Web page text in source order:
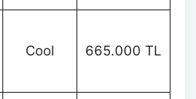
Cool 665.000 TL